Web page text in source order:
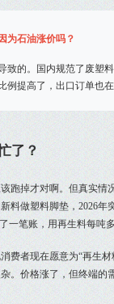
为石油涨价吗？
致的。国内规范了废塑
例提高了，出口订单也
了？
跑掉才对啊。但真实
料做塑料脚垫，2026
一笔账，用再生料每吨
费者现在愿意为“再生
。价格涨了，但终端